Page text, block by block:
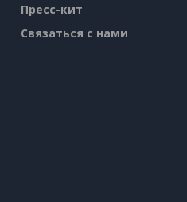
Пресс-кит
Связаться с нами